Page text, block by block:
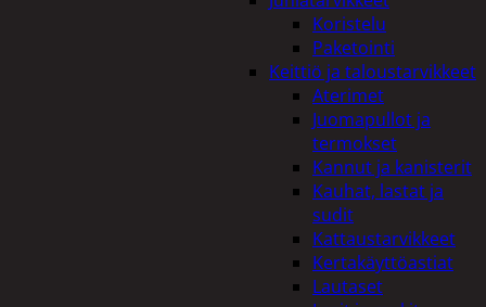
Koristelu
Paketointi
Keittiö ja taloustarvikkeet
Aterimet
Juomapullot ja
termokset
Kannut ja kanisterit
Kauhat, lastat ja
sudit
Kattaustarvikkeet
Kertakäyttöastiat
Lautaset